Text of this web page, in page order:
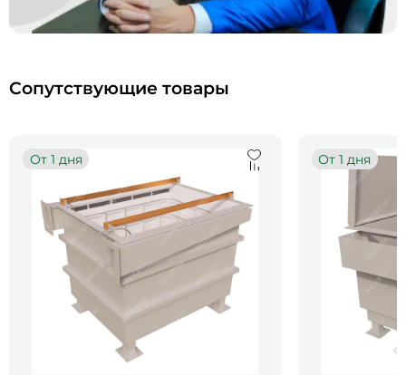
Сопутствующие товары
От 1 дня От 1 дня